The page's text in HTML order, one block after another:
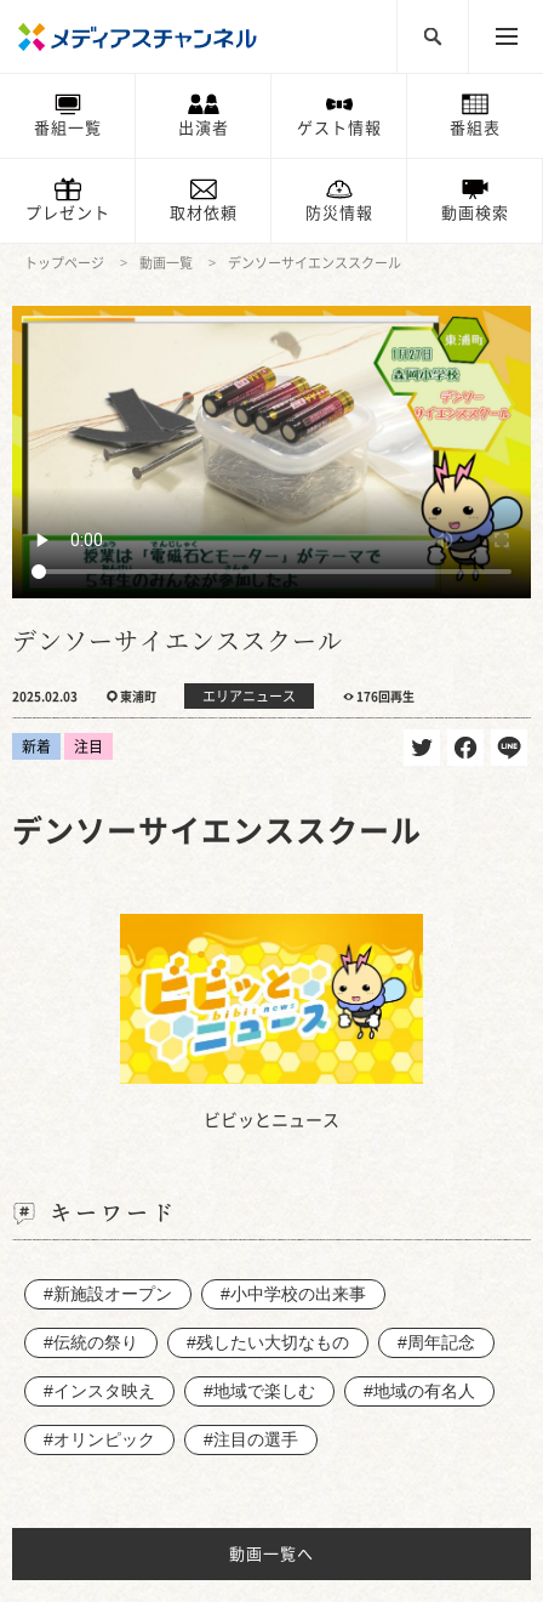
番組一覧 出演者 ゲスト情報 番組表
プレゼント 取材依頼 防災情報 動画検索
トップページ 動画一覧 デンソーサイエンススクール
デンソーサイエンススクール
2025.02.03 東浦町 エリアニュース 176回再生
新着 注目
ビビッとニュース
デンソーサイエンススクール
キーワード
#新施設オープン #小中学校の出来事
#伝統の祭り #残したい大切なもの #周年記念
#インスタ映え #地域で楽しむ #地域の有名人
#オリンピック #注目の選手
動画一覧へ